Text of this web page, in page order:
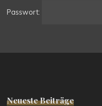
Passwort:
Neueste Beiträge